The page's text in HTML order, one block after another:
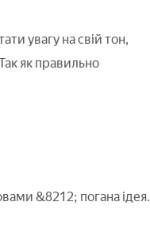
увагу на свій тон,
як правильно
&8212; погана ідея.